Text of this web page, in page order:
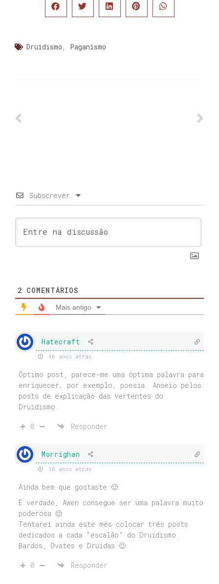
Druidismo Paganismo
Subscrever
2 COMENTÁRIOS
Mais antigo
Hatecraft
16 anos atrás
Óptimo post, parece-me uma óptima palavra para
enriquecer, por exemplo, poesia. Anseio pelos
posts de explicação das vertentes do
Druidismo.
0 Responder
Morrighan
16 anos atrás
Ainda bem que gostaste 🙂
É verdade, Awen consegue ser uma palavra muito
poderosa 🙂
Tentarei ainda este mês colocar três posts
dedicados a cada "escalão" do Druidismo.
Bardos, Ovates e Druidas 🙂
0 Responder